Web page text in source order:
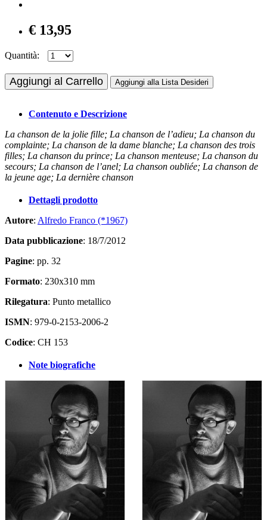
€ 13,95
Quantità:
Aggiungi al Carrello Aggiungi alla Lista Desideri
Contenuto e Descrizione
La chanson de la jolie fille; La chanson de l’adieu; La chanson du
complainte; La chanson de la dame blanche; La chanson des trois
filles; La chanson du prince; La chanson menteuse; La chanson du
secours; La chanson de l’anel; La chanson oubliée; La chanson de
la jeune age; La dernière chanson
Dettagli prodotto
Autore: Alfredo Franco (*1967)
Data pubblicazione: 18/7/2012
Pagine: pp. 32
Formato: 230x310 mm
Rilegatura: Punto metallico
ISMN: 979-0-2153-2006-2
Codice: CH 153
Note biografiche